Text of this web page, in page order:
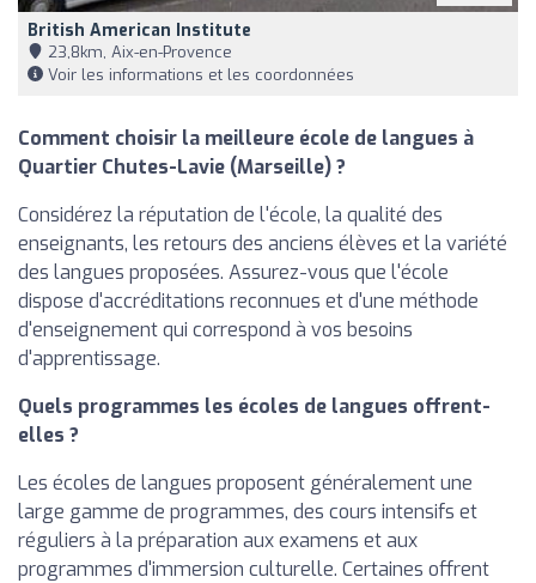
British American Institute
23,8km, Aix-en-Provence
Voir les informations et les coordonnées
Comment choisir la meilleure école de langues à
Quartier Chutes-Lavie (Marseille) ?
Considérez la réputation de l'école, la qualité des
enseignants, les retours des anciens élèves et la variété
des langues proposées. Assurez-vous que l'école
dispose d'accréditations reconnues et d'une méthode
d'enseignement qui correspond à vos besoins
d'apprentissage.
Quels programmes les écoles de langues offrent-
elles ?
Les écoles de langues proposent généralement une
large gamme de programmes, des cours intensifs et
réguliers à la préparation aux examens et aux
programmes d'immersion culturelle. Certaines offrent